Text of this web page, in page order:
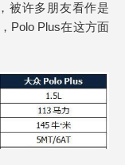
被许多朋友看作是
Polo Plus在这方面